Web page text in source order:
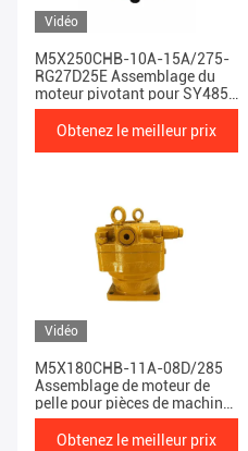
Vidéo
M5X250CHB-10A-15A/275-
RG27D25E Assemblage du
moteur pivotant pour SY485
XE470/490 LG950
Obtenez le meilleur prix
Vidéo
M5X180CHB-11A-08D/285
Assemblage de moteur de
pelle pour pièces de machines
E330C/330D/336D
Obtenez le meilleur prix